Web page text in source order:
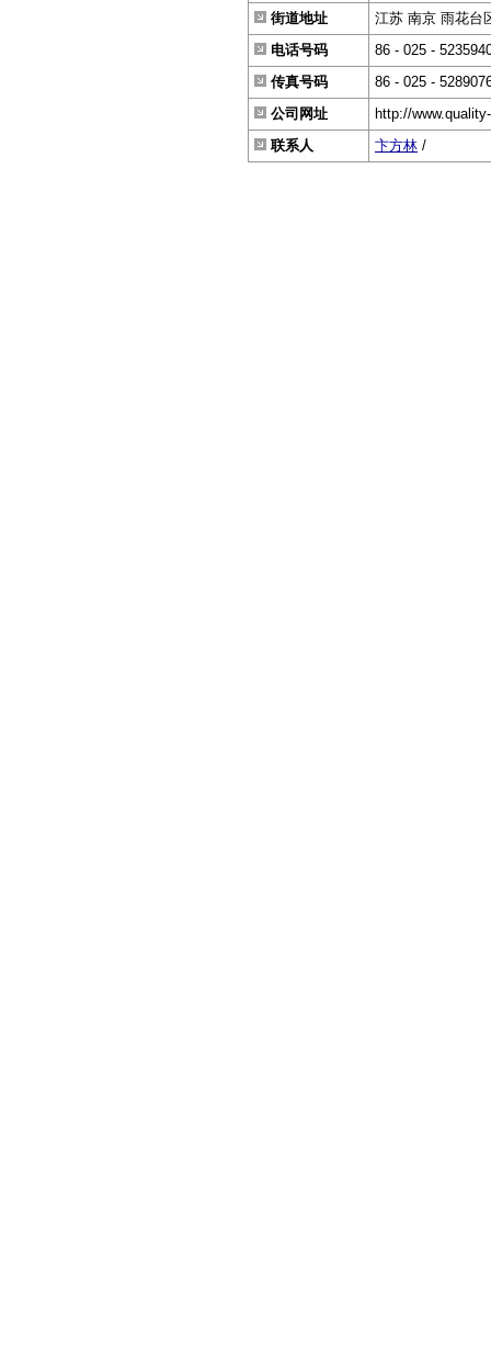
街道地址
江苏 南京 雨花台
电话号码
86 - 025 -
传真号码
86 - 025 -
公司网址
http://
联系人
卞方林 /